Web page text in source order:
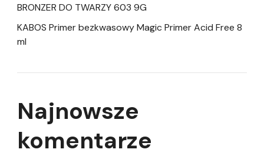
BRONZER DO TWARZY 603 9G
KABOS Primer bezkwasowy Magic Primer Acid Free 8
ml
Najnowsze
komentarze